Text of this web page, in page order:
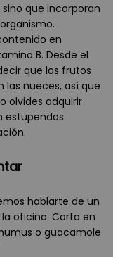
que incorporan
en
B. Desde el
que los frutos
las nueces, así que
olvides adquirir
estupendos
hablarte de un
oficina. Corta en
o guacamole